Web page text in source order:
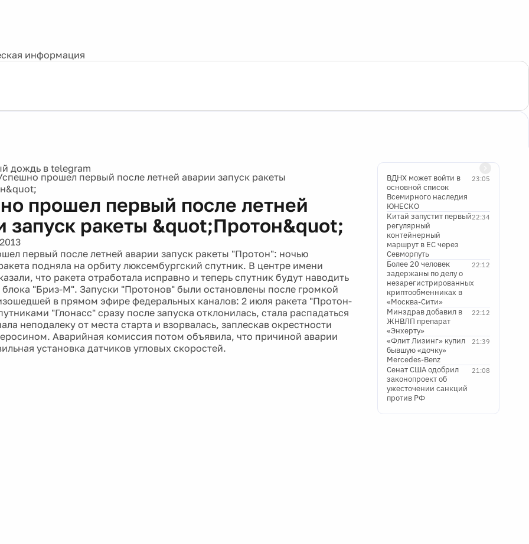
информация
прошел первый после летней аварии запуск ракеты
прошел первый после летней
запуск ракеты &quot;Протон&quot;
первый после летней аварии запуск ракеты "Протон": ночью
подняла на орбиту люксембургский спутник. В центре имени
что ракета отработала исправно и теперь спутник будут наводить
блока "Бриз-М". Запуски "Протонов" были остановлены после громкой
в прямом эфире федеральных каналов: 2 июля ракета "Протон-
"Глонасс" сразу после запуска отклонилась, стала распадаться
неподалеку от места старта и взорвалась, заплескав окрестности
Аварийная комиссия потом объявила, что причиной аварии
установка датчиков угловых скоростей.
23:05
ВДНХ может войти в
основной список
Всемирного наследия
ЮНЕСКО
22:34
Китай запустит первый
регулярный
контейнерный
маршрут в ЕС через
Севморпуть
22:12
Более 20 человек
задержаны по делу о
незарегистрированных
криптообменниках в
«Москва-Сити»
22:12
Минздрав добавил в
ЖНВЛП препарат
«Энхерту»
21:39
«Флит Лизинг» купил
бывшую «дочку»
Mercedes-Benz
21:08
Сенат США одобрил
законопроект об
ужесточении санкций
против РФ